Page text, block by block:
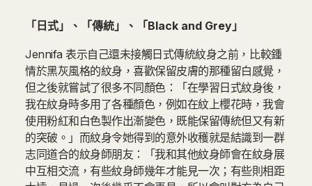
「日式」、「傳統」、「Black and Grey」
Jennifa 表示自己還未接觸日式傳統紋身之前，比較鍾
情於黑灰風格的紋身，喜歡保留皮膚的那種留白感覺，
但之後就嘗試了很多不同顏色：「在學習日式紋身後，
我在紋身時多用了各種顏色，例如在紋上櫻花時，我會
使用粉紅和白色製作出漸變色，既能保留傳統但又有新
的突破。」而紋身令她得到的意外收穫就是結識到一群
志同道合的紋身師朋友：「我和其他紋身師會在紋身展
中互相交流，有些紋身師幾年才能見一次；有些則相距